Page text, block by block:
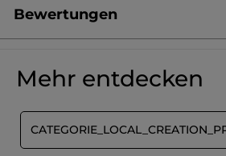
Bewertungen
Kein
BEWERTUNG VERFASSEN
Mehr entdecken